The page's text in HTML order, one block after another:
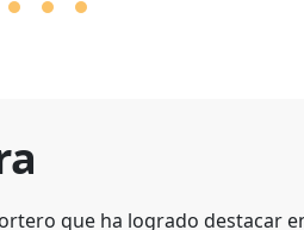
que ha logrado destacar